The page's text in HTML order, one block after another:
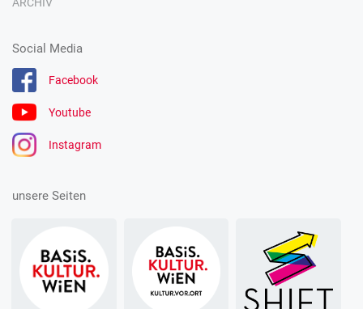
Social Media
Facebook
Youtube
Instagram
unsere Seiten